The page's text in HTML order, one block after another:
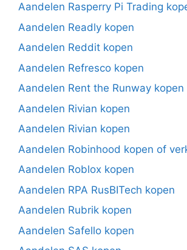
Aandelen Rasperry Pi Trading
Aandelen Readly kopen
Aandelen Reddit kopen
Aandelen Refresco kopen
Aandelen Rent the Runway kopen
Aandelen Rivian kopen
Aandelen Rivian kopen
Aandelen Robinhood kopen of
Aandelen Roblox kopen
Aandelen RPA RusBITech kopen
Aandelen Rubrik kopen
Aandelen Safello kopen